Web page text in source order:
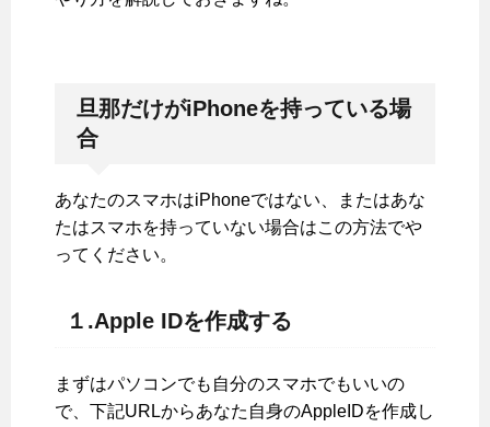
旦那だけがiPhoneを持っている場
合
あなたのスマホはiPhoneではない、またはあな
たはスマホを持っていない場合はこの方法でや
ってください。
１.Apple IDを作成する
まずはパソコンでも自分のスマホでもいいの
で、下記URLからあなた自身のAppleIDを作成し